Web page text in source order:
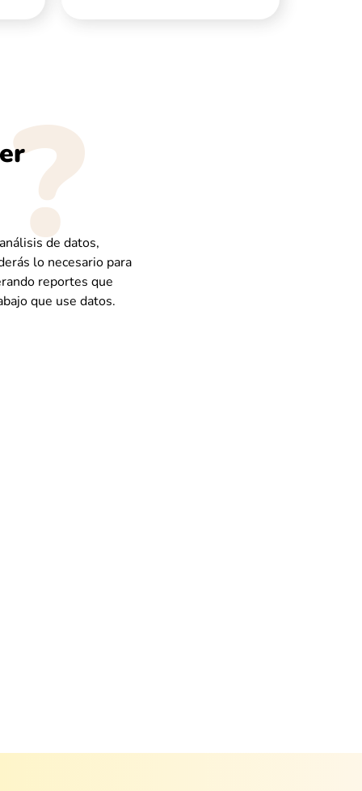
de datos,
lo necesario para
reportes que
que use datos.